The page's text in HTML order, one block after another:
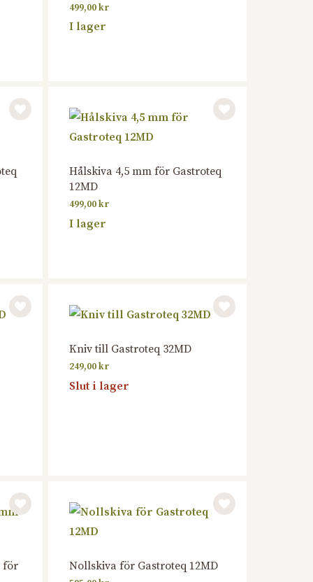
499,00kr
I lager
Hålskiva 4,5 mm för Gastroteq
12MD
499,00kr
I lager
Kniv till Gastroteq 32MD
249,00kr
Slut i lager
för
Nollskiva för Gastroteq 12MD